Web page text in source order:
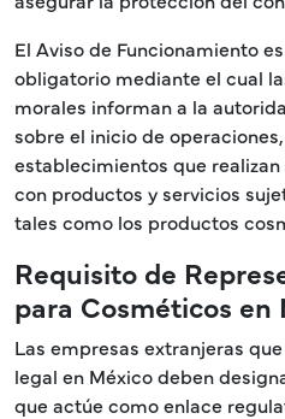
El Aviso de Funcionamiento
obligatorio mediante el cual
morales informan a la
sobre el inicio de
establecimientos que
con productos y servicios
tales como los productos
Requisito de
para Cosméticos en
Las empresas extranjeras
legal en México deben
que actúe como enlace